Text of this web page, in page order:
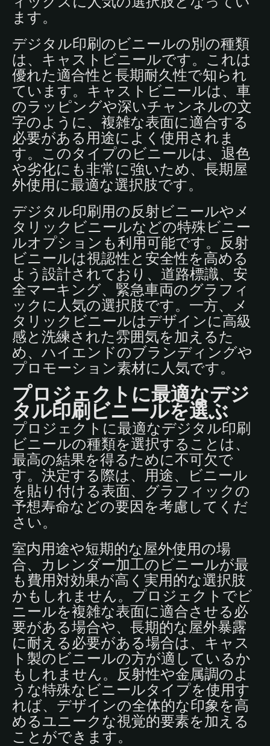
ます。
デジタル印刷のビニールの別の種類
は、キャストビニールです。これは
優れた適合性と長期耐久性で知られ
ています。キャストビニールは、車
のラッピングや深いチャンネルの文
字のように、複雑な表面に適合する
必要がある用途によく使用されま
す。このタイプのビニールは、退色
や劣化にも非常に強いため、長期屋
外使用に最適な選択肢です。
デジタル印刷用の反射ビニールやメ
タリックビニールなどの特殊ビニー
ルオプションも利用可能です。反射
ビニールは視認性と安全性を高める
よう設計されており、道路標識、安
全マーキング、緊急車両のグラフィ
ックに人気の選択肢です。一方、メ
タリックビニールはデザインに高級
感と洗練された雰囲気を加えるた
め、ハイエンドのブランディングや
プロモーション素材に人気です。
プロジェクトに最適なデジ
タル印刷ビニールを選ぶ
プロジェクトに最適なデジタル印刷
ビニールの種類を選択することは、
最高の結果を得るために不可欠で
す。決定する際は、用途、ビニール
を貼り付ける表面、グラフィックの
予想寿命などの要因を考慮してくだ
さい。
室内用途や短期的な屋外使用の場
合、カレンダー加工のビニールが最
も費用対効果が高く実用的な選択肢
かもしれません。プロジェクトでビ
ニールを複雑な表面に適合させる必
要がある場合や、長期的な屋外暴露
に耐える必要がある場合は、キャス
ト製のビニールの方が適しているか
もしれません。反射性や金属調のよ
うな特殊なビニールタイプを使用す
れば、デザインの全体的な印象を高
めるユニークな視覚的要素を加える
ことができます。